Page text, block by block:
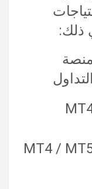
ذلك:
منصة
التداول
MT4 /